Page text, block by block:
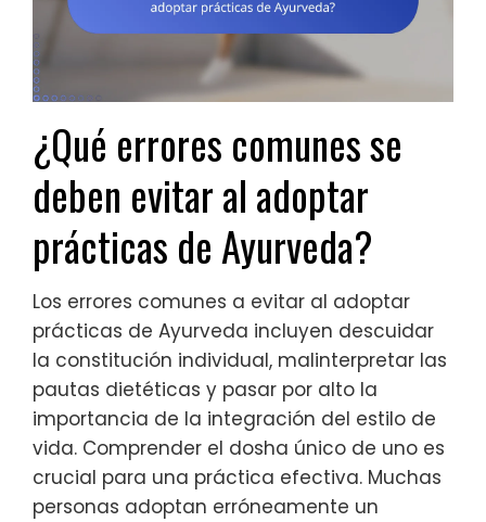
¿Qué errores comunes se
deben evitar al adoptar
prácticas de Ayurveda?
Los errores comunes a evitar al adoptar
prácticas de Ayurveda incluyen descuidar
la constitución individual, malinterpretar las
pautas dietéticas y pasar por alto la
importancia de la integración del estilo de
vida. Comprender el dosha único de uno es
crucial para una práctica efectiva. Muchas
personas adoptan erróneamente un